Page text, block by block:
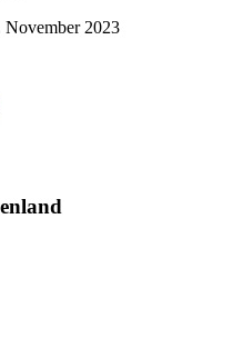
November 2023